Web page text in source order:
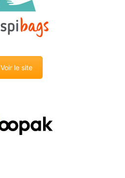
Voir le site